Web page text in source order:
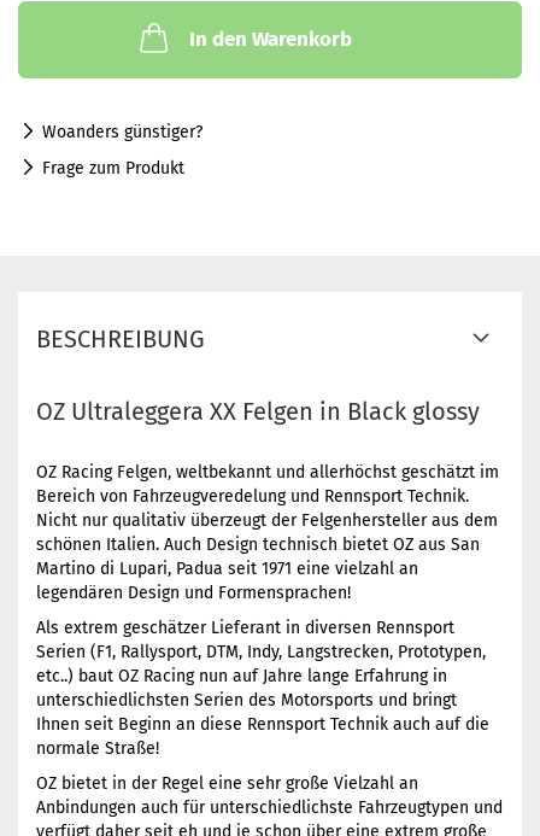
In den Warenkorb
Woanders günstiger?
Frage zum Produkt
BESCHREIBUNG
OZ Ultraleggera XX Felgen in Black glossy
OZ Racing Felgen, weltbekannt und allerhöchst geschätzt im
Bereich von Fahrzeugveredelung und Rennsport Technik.
Nicht nur qualitativ überzeugt der Felgenhersteller aus dem
schönen Italien. Auch Design technisch bietet OZ aus San
Martino di Lupari, Padua seit 1971 eine vielzahl an
legendären Design und Formensprachen!
Als extrem geschätzer Lieferant in diversen Rennsport
Serien (F1, Rallysport, DTM, Indy, Langstrecken, Prototypen,
etc..) baut OZ Racing nun auf Jahre lange Erfahrung in
unterschiedlichsten Serien des Motorsports und bringt
Ihnen seit Beginn an diese Rennsport Technik auch auf die
normale Straße!
OZ bietet in der Regel eine sehr große Vielzahl an
Anbindungen auch für unterschiedlichste Fahrzeugtypen und
verfügt daher seit eh und je schon über eine extrem große